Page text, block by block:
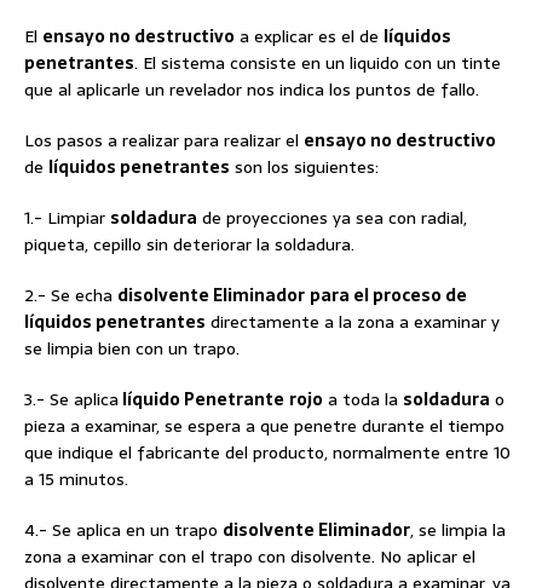
El ensayo no destructivo a explicar es el de líquidos
penetrantes. El sistema consiste en un liquido con un tinte
que al aplicarle un revelador nos indica los puntos de fallo.
Los pasos a realizar para realizar el ensayo no destructivo
de líquidos penetrantes son los siguientes:
1.- Limpiar soldadura de proyecciones ya sea con radial,
piqueta, cepillo sin deteriorar la soldadura.
2.- Se echa disolvente Eliminador para el proceso de
líquidos penetrantes directamente a la zona a examinar y
se limpia bien con un trapo.
3.- Se aplica líquido Penetrante rojo a toda la soldadura o
pieza a examinar, se espera a que penetre durante el tiempo
que indique el fabricante del producto, normalmente entre 10
a 15 minutos.
4.- Se aplica en un trapo disolvente Eliminador, se limpia la
zona a examinar con el trapo con disolvente. No aplicar el